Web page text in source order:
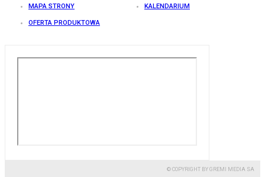
MAPA STRONY KALENDARIUM
OFERTA PRODUKTOWA
© COPYRIGHT BY GREMI MEDIA SA